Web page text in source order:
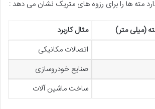
مته ها را برای رزوه های متریک نشان می دهد :
(میلی متر)
مثال کاربرد
اتصالات مکانیکی
صنایع خودروسازی
ساخت ماشین آلات